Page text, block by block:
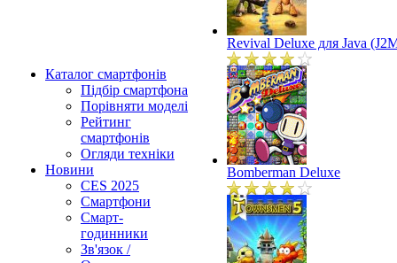
Каталог смартфонів
Підбір смартфона
Порівняти моделі
Рейтинг
смартфонів
Огляди техніки
Новини
CES 2025
Смартфони
Смарт-
годинники
Зв'язок /
Revival Deluxe для Java
Bomberman Deluxe